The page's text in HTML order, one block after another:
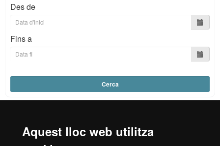
Aquest lloc web utilitza
Des de
Fins a
Cerca
Reconeixement internacional de l'excel·lència